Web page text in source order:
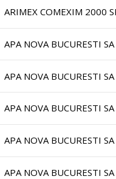
ARIMEX COMEXIM 2000
APA NOVA BUCURESTI
APA NOVA BUCURESTI
APA NOVA BUCURESTI
APA NOVA BUCURESTI
APA NOVA BUCURESTI